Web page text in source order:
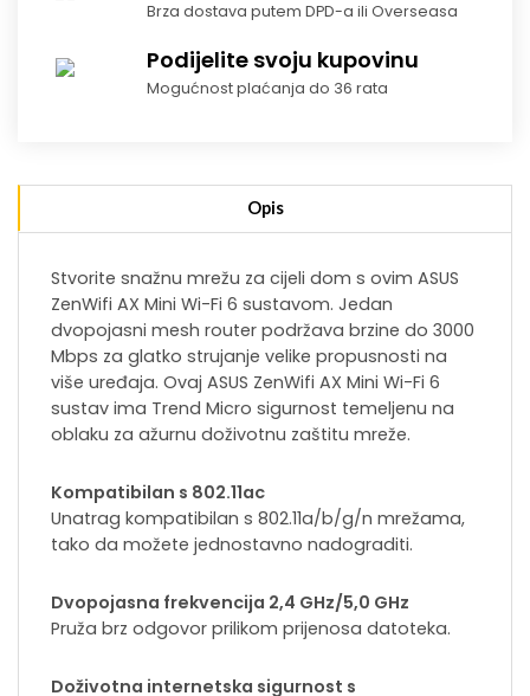
Brza dostava putem DPD-a ili Overseasa
Podijelite svoju kupovinu
Mogućnost plaćanja do 36 rata
Opis
Stvorite snažnu mrežu za cijeli dom s ovim ASUS
ZenWifi AX Mini Wi-Fi 6 sustavom. Jedan
dvopojasni mesh router podržava brzine do 3000
Mbps za glatko strujanje velike propusnosti na
više uređaja. Ovaj ASUS ZenWifi AX Mini Wi-Fi 6
sustav ima Trend Micro sigurnost temeljenu na
oblaku za ažurnu doživotnu zaštitu mreže.
Kompatibilan s 802.11ac
Unatrag kompatibilan s 802.11a/b/g/n mrežama,
tako da možete jednostavno nadograditi.
Dvopojasna frekvencija 2,4 GHz/5,0 GHz
Pruža brz odgovor prilikom prijenosa datoteka.
Doživotna internetska sigurnost s